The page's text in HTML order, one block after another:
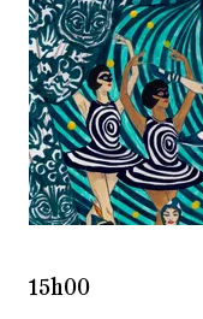
15h00